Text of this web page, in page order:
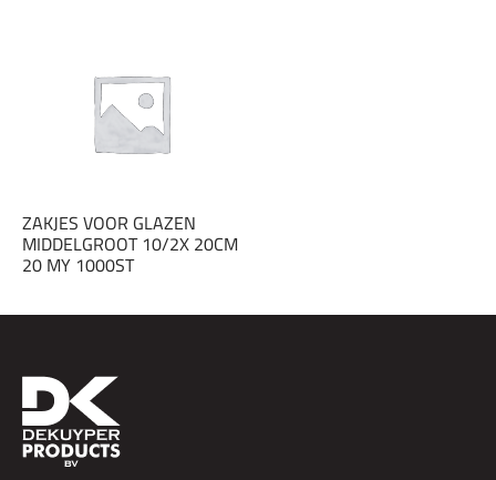
ZAKJES VOOR GLAZEN
MIDDELGROOT 10/2X 20CM
20 MY 1000ST